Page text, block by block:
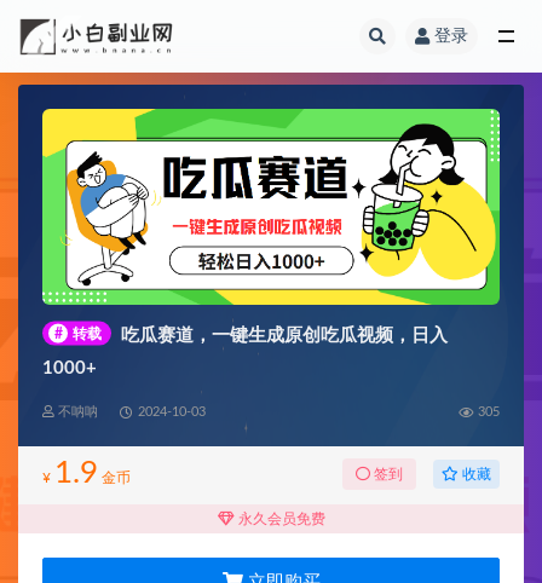
登录
# 转载
吃瓜赛道，一键生成原创吃瓜视频，日入
1000+
不呐呐 2024-10-03 305
¥ 1.9 金币 签到 收藏
永久会员免费